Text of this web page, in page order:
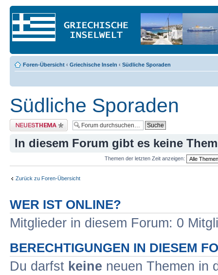
Foren-Übersicht ‹ Griechische Inseln ‹ Südliche Sporaden
Südliche Sporaden
Neues Thema erstellen
In diesem Forum gibt es keine
Themen der letzten Zeit anzeigen:
Zurück zu Foren-Übersicht
WER IST ONLINE?
Mitglieder in diesem Forum: 0
BERECHTIGUNGEN IN DIESEM
Du darfst keine neuen Themen in